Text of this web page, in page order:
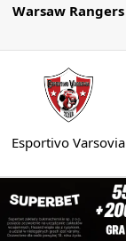
Warsaw Rangers
Esportivo Varsovia